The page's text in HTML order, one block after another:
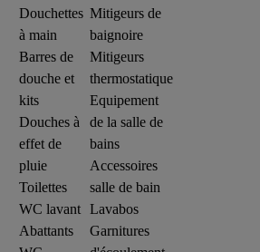
Douchettes
à main
Barres de
douche et
kits
Douches à
effet de
pluie
Toilettes
WC lavant
Abattants
Mitigeurs de
baignoire
Mitigeurs
thermostatique
Equipement
de la salle de
bains
Accessoires
salle de bain
Lavabos
Garnitures